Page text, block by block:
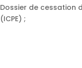
Dossier de cessation
(ICPE) ;